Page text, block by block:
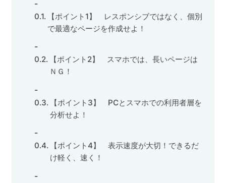
【ポイント1】 レスポンシブではなく、個別
で最適なページを作成せよ！
【ポイント2】 スマホでは、長いページは
ＮＧ！
【ポイント3】 PCとスマホでの利用者層を
分析せよ！
【ポイント4】 表示速度が大切！できるだ
け軽く、速く！